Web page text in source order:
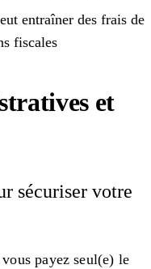
entraîner des frais de
fiscales
et
sécuriser votre
payez seul(e) le